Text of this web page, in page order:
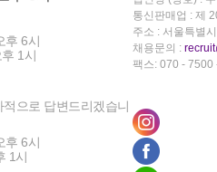
후 6시
1시
으로 답변드리겠습니
후 6시
1시
통신판매업 : 제
주소 : 서울특별
채용문의 :
팩스: 070 - 7500